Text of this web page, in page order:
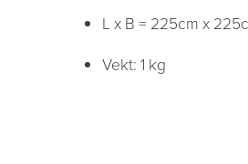
L x B = 225cm x
Vekt: 1 kg